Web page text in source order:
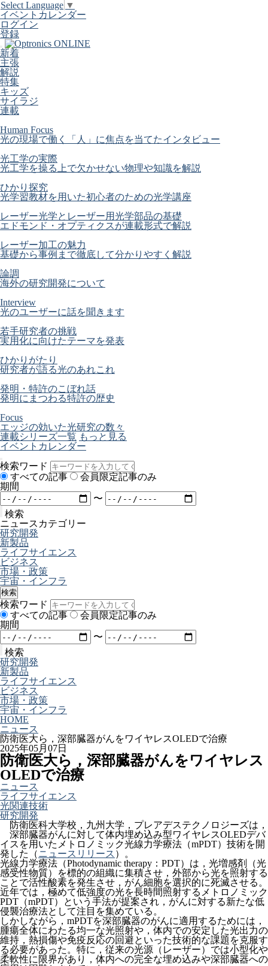
Select Language ▼
イベントカレンダー
ログイン
登録
新着
主張
解説
特集
キッズ
サイラジ
連載
Human Focus
光の現場で働く「人」に焦点を当てたインタビュー
光工学の実際
光工学を操る上で欠かせない物理や知識を解説
ひかり探究
光学習教材を用いた初心者のための光学講座
レーザー光学とレーザー用光学部品の基礎
エドモンド・オプティクスが連載形式で解説
レーザー加工の魅力
基礎から事例まで徹底して分かりやすく解説
論調
海外の研究開発について
Interview
光のユーザーに話を聞きます
若手研究者の挑戦
実用化に向けたテーマを発表
ひかりがたり
研究者が語る光のあれこれ
発明・特許のこぼれ話
発明にまつわる特許の歴史
Focus
エッジの効いた光研究の数々
連載シリーズ一覧 もっと見る
イベントカレンダー
検索ワード
すべての記事
会員限定記事のみ
期間
〜
検索
ニュースカテゴリー
研究開発
新製品
ライフサイエンス
ビジネス
市場・政策
宇宙・インフラ
検索
検索ワード
すべての記事
会員限定記事のみ
期間
〜
検索
研究開発
新製品
ライフサイエンス
ビジネス
市場・政策
宇宙・インフラ
HOME
ニュース
防衛医大ら，深部臓器がんをワイヤレスOLEDで治療
2025年05月07日
防衛医大ら，深部臓器がんをワイヤレス
OLEDで治療
ニュース
ライフサイエンス
光関連技術
研究開発
防衛医科大学校，九州大学，プレアデステクノロジーズは，
深部臓器がんに対して体内埋め込み型ワイヤレスOLEDデバ
イスを用いたメトロノミック光線力学療法（mPDT）技術を開
発した（ニュースリリース ）。
光線力学療法（Photodynamic therapy：PDT）は，光増感剤（光
感受性物質）を標的の組織に集積させ，外部から光を照射する
ことで活性酸素を発生させ，がん細胞を選択的に死滅させる。
近年では，極めて低強度の光を長時間照射するメトロノミック
PDT（mPDT）という手法が提案され，がんに対する新たな低
侵襲治療法として注目を集めている。
しかしながら，mPDTを深部臓器のがんに適用するためには，
腫瘍全体にわたる均一な光照射や，体内での安定した光出力の
維持，熱損傷や免疫反応の回避といった技術的な課題を克服す
る必要があった。特に，従来の光源（レーザー）では小型化や
柔軟性に限界があり，体内への完全な埋め込みや深部臓器への